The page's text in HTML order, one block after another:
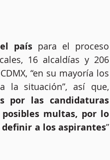
país para el proceso
16 alcaldías y 206
“en su mayoría los
la situación”, así que,
por las candidaturas
multas, por lo
a los aspirantes”